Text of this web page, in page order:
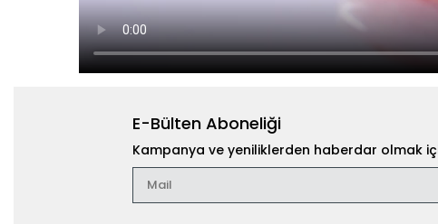
E-Bülten Aboneliği
Kampanya ve yeniliklerden haberdar olmak